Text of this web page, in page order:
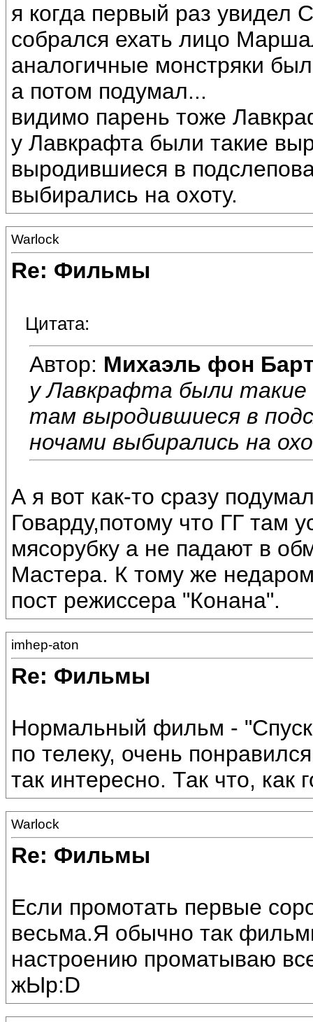
я когда первый раз увидел
собрался ехать лицо
аналогичные монстряки
а потом подумал...
видимо парень тоже
у Лавкрафта были такие
выродившиеся в
выбирались на охоту.
Warlock
Re: Фильмы
Цитата:
Автор: Михаэль фон
у Лавкрафта были
там выродившиеся в
ночами выбирались на
А я вот как-то сразу
Говарду,потому что ГГ там
мясорубку а не падают в
Мастера. К тому же
пост режиссера "Конана".
imhep-aton
Re: Фильмы
Нормальный фильм -
по телеку, очень
так интересно. Так что, как
Warlock
Re: Фильмы
Если промотать первые
весьма.Я обычно так
настроению проматываю
жЫр:D